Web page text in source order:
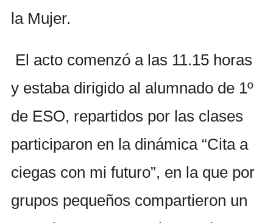
la Mujer.
El acto comenzó a las 11.15 horas
y estaba dirigido al alumnado de 1º
de ESO, repartidos por las clases
participaron en la dinámica “Cita a
ciegas con mi futuro”, en la que por
grupos pequeños compartieron un